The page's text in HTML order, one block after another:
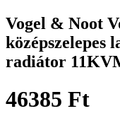
Vogel & Noot
középszelepes
radiátor
46385 Ft